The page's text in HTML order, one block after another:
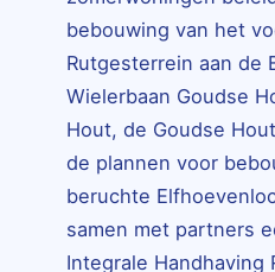
bebouwing van het
Rutgesterrein aan de
Wielerbaan Goudse
Hout, de Goudse
de plannen voor
beruchte
samen met partners
Integrale Handhaving